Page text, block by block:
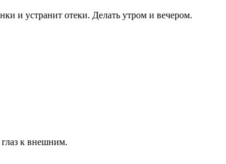
и устранит отеки. Делать утром и вечером.
к внешним.